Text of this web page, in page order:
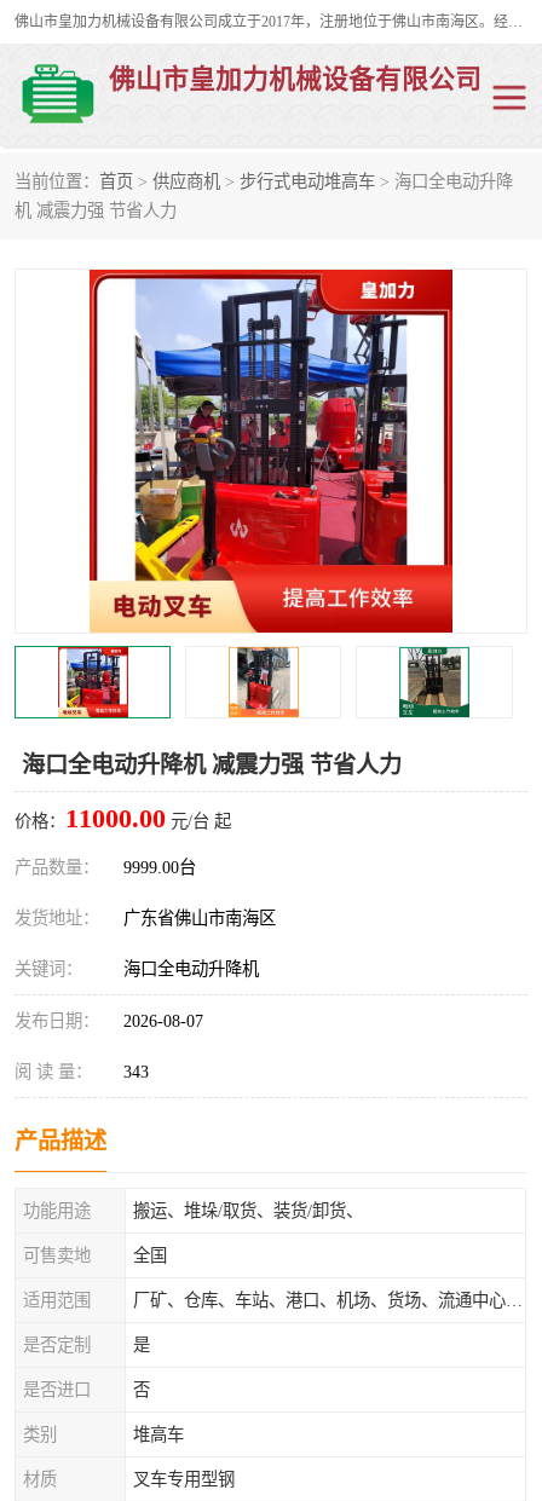
佛山市皇加力机械设备有限公司成立于2017年，注册地位于佛山市南海区。经营范围包括：其他机械设备及电子产品批发、电气设备批发、贸易代理、五金产品批发等；主要产品有：移动式登车桥、叉车装卸货平台、移动式升降机、升降货梯、油桶夹具、电动堆高车。
佛山市皇加力机械设备有限公司
当前位置： 首页 > 供应商机 > 步行式电动堆高车 > 海口全电动升降
机 减震力强 节省人力
海口全电动升降机 减震力强 节省人力
价格： 11000.00 元/台 起
产品数量： 9999.00台
发货地址： 广东省佛山市南海区
关键词： 海口全电动升降机
发布日期： 2026-08-07
阅 读 量： 343
产品描述
功能用途 搬运、堆垛/取货、装货/卸货、
可售卖地 全国
适用范围
是否定制 是
是否进口 否
类别 堆高车
材质 叉车专用型钢
移动式登车桥
步行式电动堆高车 移动登车台
叉车装卸货平台 电动搬运车
移动式升降平台 升降货梯
集装箱装柜平台 油桶夹具